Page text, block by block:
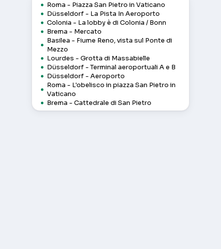
Roma - Piazza San Pietro in Vaticano
Düsseldorf - La Pista In Aeroporto
Colonia - La lobby è di Colonia / Bonn
Brema - Mercato
Basilea - Fiume Reno, vista sul Ponte di
Mezzo
Lourdes - Grotta di Massabielle
Düsseldorf - Terminal aeroportuali A e B
Düsseldorf - Aeroporto
Roma - L'obelisco in piazza San Pietro in
Vaticano
Brema - Cattedrale di San Pietro